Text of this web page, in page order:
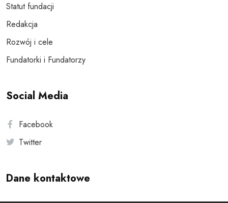
Statut fundacji
Redakcja
Rozwój i cele
Fundatorki i Fundatorzy
Social Media
Facebook
Twitter
Dane kontaktowe